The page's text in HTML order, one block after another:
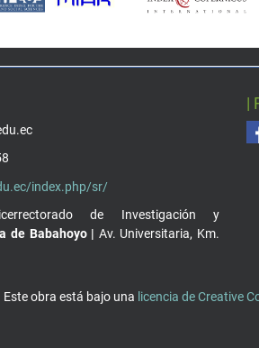
index.php/sr/
de Investigación y
de Babahoyo | Av. Universitaria, Km.
|
Este obra está bajo una licencia de Creative